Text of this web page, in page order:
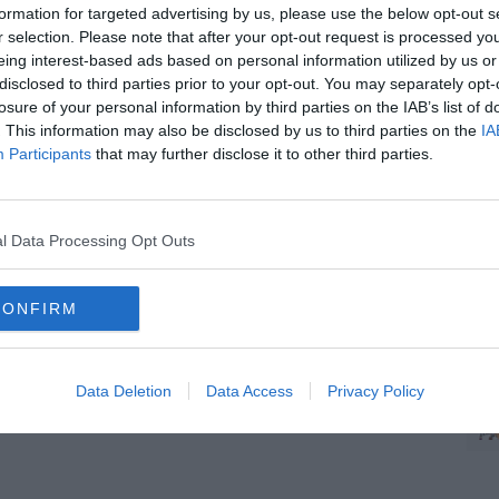
for targeted advertising by us, please use the below opt-out
selection. Please note that after your opt-out request is processed
interest-based ads based on personal information utilized by us
to third parties prior to your opt-out. You may separately
of your personal information by third parties on the IAB’s list of
This information may also be disclosed by us to third parties on the
Participants that may further disclose it to other third parties.
Data Processing Opt Outs
Data Deletion Data Access Privacy Policy
rischio di sviluppare la malattia".
grave causata dal batterio Neisseria meningitidis, detto
(infiammazione delle meningi, le membrane che
sepsi (infezione grave del sangue) o in forma combinata. La
la vaccinazione. Il calendario vaccinale prevede nei
del vaccino contro i sierogruppi ACWY e del vaccino anti-
lo strumento più efficace per proteggere la popolazione, in
la cittadinanza che "La situazione è sotto stretto
pubblica sono state adottate".
iscriviti alla
Newsletter QUInews - ToscanaMedia.
nella tua casella di posta.